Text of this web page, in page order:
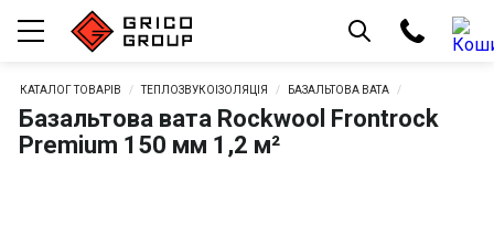
КАТАЛОГ ТОВАРІВ ТЕПЛОЗВУКОІЗОЛЯЦІЯ БАЗАЛЬТОВА ВАТА
Базальтова вата Rockwool Frontrock
Premium 150 мм 1,2 м²